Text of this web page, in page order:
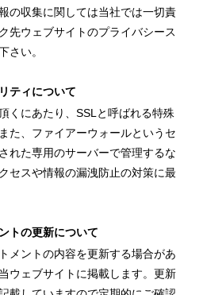
の収集に関しては当社では一切責
先ウェブサイトのプライバシース
さい。
ティについて
くにあたり、SSLと呼ばれる特殊
た、ファイアーウォールというセ
れた専用のサーバーで管理するな
セスや情報の漏洩防止の対策に最
トの更新について
メントの内容を更新する場合があ
ウェブサイトに掲載します。更新